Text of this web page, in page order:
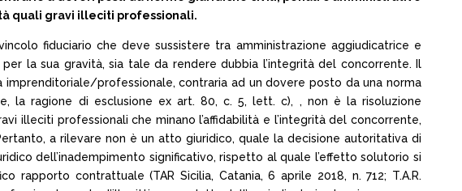
quali gravi illeciti professionali.
fiduciario che deve sussistere tra amministrazione aggiudicatrice e
la sua gravità, sia tale da rendere dubbia l’integrità del concorrente. Il
professionale, contraria ad un dovere posto da una norma
la ragione di esclusione ex art. 80, c. 5, lett. c), , non è la risoluzione
illeciti professionali che minano l’affidabilità e l’integrità del concorrente,
a rilevare non è un atto giuridico, quale la decisione autoritativa di
dell’inadempimento significativo, rispetto al quale l’effetto solutorio si
contrattuale (TAR Sicilia, Catania, 6 aprile 2018, n. 712; T.A.R.